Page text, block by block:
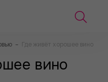
– Где живёт хорошее вино
вино